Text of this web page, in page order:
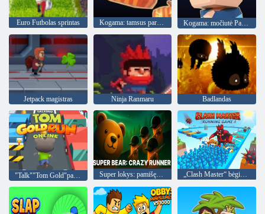
Euro Futbolas sprintas Kogama: tamsus parkuras Kogama: močiutė Parkour
Jetpack magistras Ninja Ranmaru Badlandas
Super lokys: pamišęs bėgikas „Clash Master“ bėgimo žaidimas